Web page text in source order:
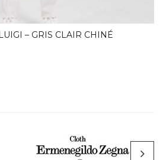
– GRIS CLAIR CHINÉ